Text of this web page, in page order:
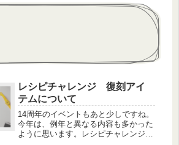
レシピチャレンジ 復刻アイ
テムについて
14周年のイベントもあと少しですね。
今年は、例年と異なる内容も多かった
ように思います。レシピチャレンジの